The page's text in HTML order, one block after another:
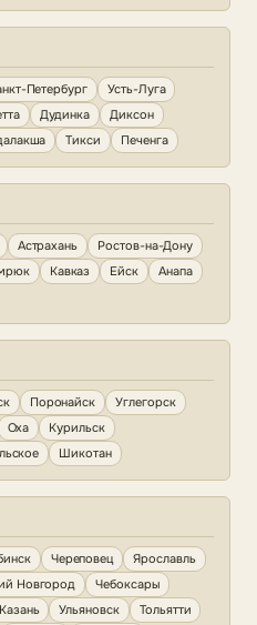
Петербург
Усть-Луга
Дудинка
Диксон
Тикси Печенга
Астрахань
Ростов-на-Дону
Кавказ Ейск
Анапа
Поронайск
Углегорск
Оха
Курильск
Шикотан
Череповец
Ярославль
Новгород
Чебоксары
Казань Ульяновск
Тольятти